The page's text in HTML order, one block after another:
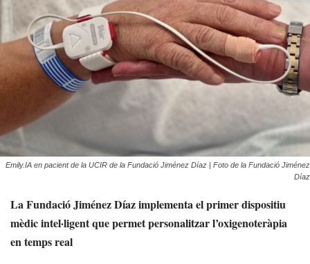
Emily.IA en pacient de la UCIR de la Fundació Jiménez Díaz | Foto de la Fundació Jiménez
Díaz
La Fundació Jiménez Díaz implementa el primer dispositiu
mèdic intel·ligent que permet personalitzar l’oxigenoteràpia
en temps real